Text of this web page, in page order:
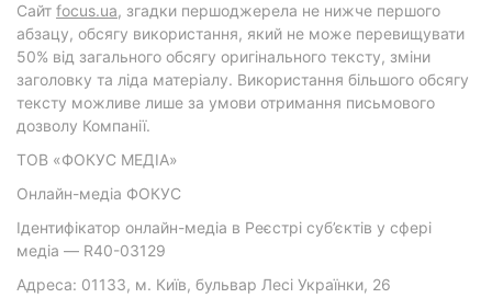
Cайт focus.ua, згадки першоджерела не нижче першого
абзацу, обсягу використання, який не може перевищувати
50% від загального обсягу оригінального тексту, зміни
заголовку та ліда матеріалу. Використання більшого обсягу
тексту можливе лише за умови отримання письмового
дозволу Компанії.
ТОВ «ФОКУС МЕДІА»
Онлайн-медіа ФОКУС
Ідентифікатор онлайн-медіа в Реєстрі суб’єктів у сфері
медіа — R40-03129
Адреса: 01133, м. Київ, бульвар Лесі Українки, 26